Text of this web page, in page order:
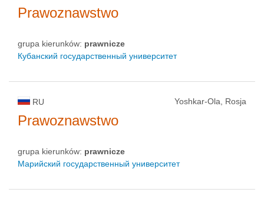
Prawoznawstwo
grupa kierunków: prawnicze
Кубанский государственный университет
RU Yoshkar-Ola, Rosja
Prawoznawstwo
grupa kierunków: prawnicze
Марийский государственный университет